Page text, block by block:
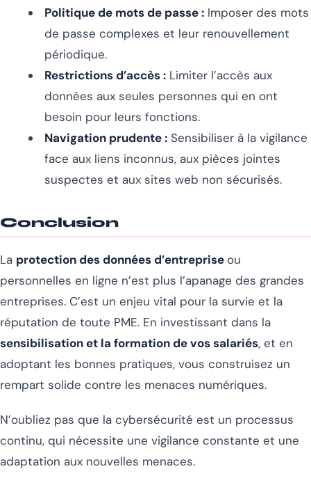
Politique de mots de passe :Imposer des mots
de passe complexes et leur renouvellement
périodique.
Restrictions d’accès :Limiter l’accès aux
données aux seules personnes qui en ont
besoin pour leurs fonctions.
Navigation prudente :Sensibiliser à la vigilance
face aux liens inconnus, aux pièces jointes
suspectes et aux sites web non sécurisés.
Conclusion
La protection des données d’entrepriseou
personnelles en ligne n’est plus l’apanage des grandes
entreprises. C’est un enjeu vital pour la survie et la
réputation de toute PME. En investissant dans la
sensibilisation et la formation de vos salariés, et en
adoptant les bonnes pratiques, vous construisez un
rempart solide contre les menaces numériques.
N’oubliez pas que la cybersécurité est un processus
continu, qui nécessite une vigilance constante et une
adaptation aux nouvelles menaces.